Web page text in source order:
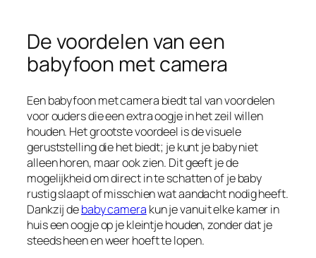
De voordelen van een
babyfoon met camera
Een babyfoon met camera biedt tal van voordelen
voor ouders die een extra oogje in het zeil willen
houden. Het grootste voordeel is de visuele
geruststelling die het biedt; je kunt je baby niet
alleen horen, maar ook zien. Dit geeft je de
mogelijkheid om direct in te schatten of je baby
rustig slaapt of misschien wat aandacht nodig heeft.
Dankzij debaby camera kun je vanuit elke kamer in
huis een oogje op je kleintje houden, zonder dat je
steeds heen en weer hoeft te lopen.